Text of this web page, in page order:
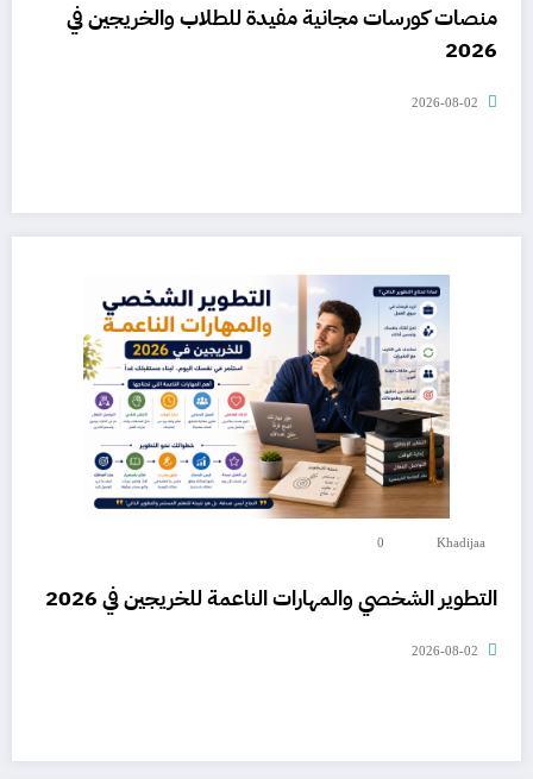
منصات كورسات مجانية مفيدة للطلاب والخريجين في
2026
2026-08-02
Khadijaa
0
التطوير الشخصي والمهارات الناعمة للخريجين في 2026
2026-08-02